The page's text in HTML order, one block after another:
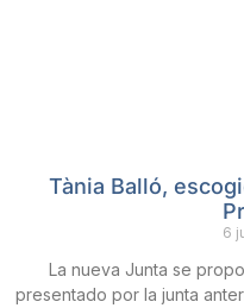
Tània Balló,
6
La nueva Junta se
presentado por la junta